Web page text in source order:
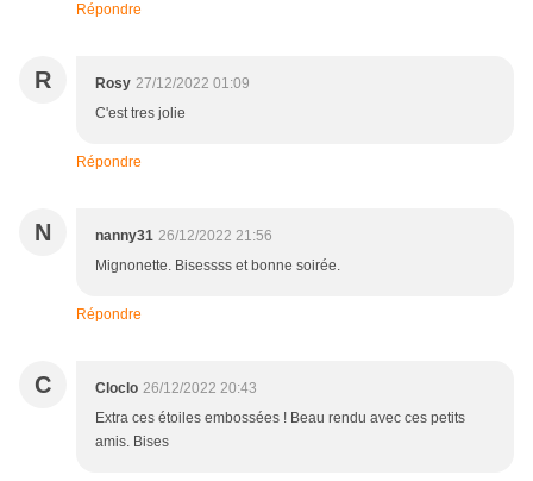
Répondre
R Rosy 27/12/2022 01:09
C'est tres jolie
Répondre
N nanny31 26/12/2022 21:56
Mignonette. Bisessss et bonne soirée.
Répondre
C Cloclo 26/12/2022 20:43
Extra ces étoiles embossées ! Beau rendu avec ces petits
amis. Bises